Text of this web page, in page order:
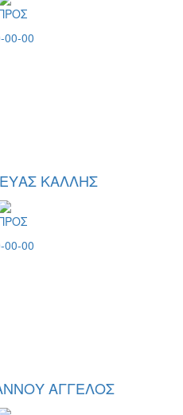
00-00
ΚΑΛΛΗΣ
00-00
ΑΓΓΕΛΟΣ